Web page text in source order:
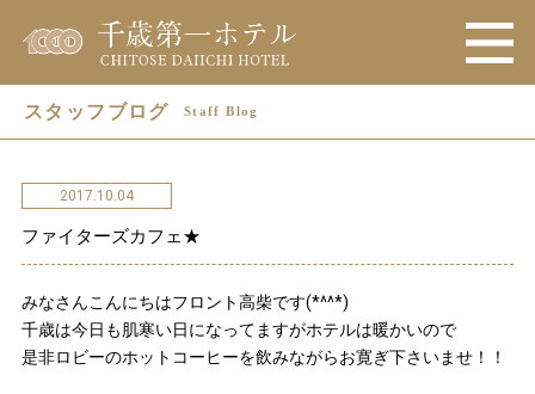
スタッフブログ Staff Blog
2017.10.04
ファイターズカフェ★
みなさんこんにちはフロント高柴です(*^^*)
千歳は今日も肌寒い日になってますがホテルは暖かいので
是非ロビーのホットコーヒーを飲みながらお寛ぎ下さいませ！！